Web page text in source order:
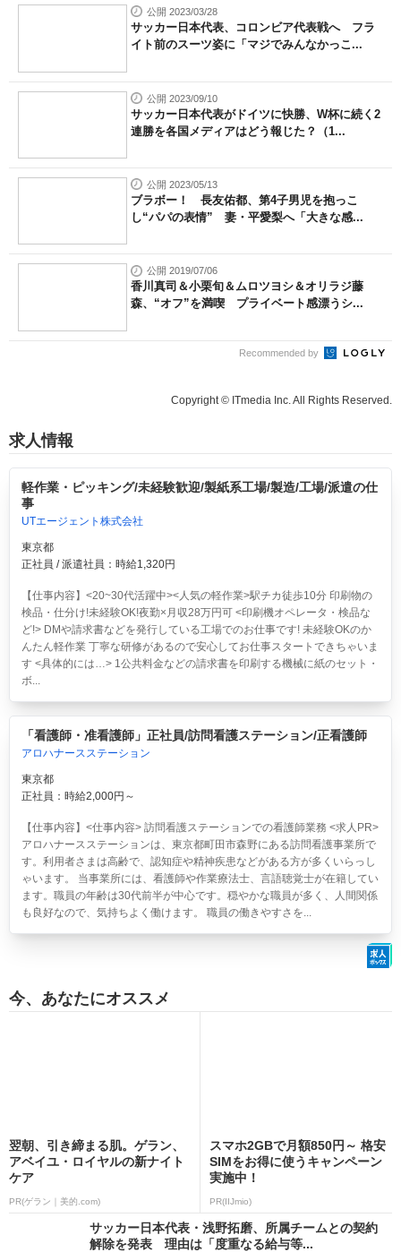
公開 2023/03/28
サッカー日本代表、コロンビア代表戦へ フラ
イト前のスーツ姿に「マジでみんなかっこ...
公開 2023/09/10
サッカー日本代表がドイツに快勝、W杯に続く2
連勝を各国メディアはどう報じた？（1...
公開 2023/05/13
ブラボー！ 長友佑都、第4子男児を抱っこ
し“パパの表情” 妻・平愛梨へ「大きな感...
公開 2019/07/06
香川真司＆小栗旬＆ムロツヨシ＆オリラジ藤
森、“オフ”を満喫 プライベート感漂うシ...
Recommended by
Copyright © ITmedia Inc. All Rights Reserved.
求人情報
軽作業・ピッキング/未経験歓迎/製紙系工場/製造/工場/派遣の仕
事
UTエージェント株式会社
東京都
正社員 / 派遣社員：時給1,320円
【仕事内容】<20~30代活躍中><人気の軽作業>駅チカ徒歩10分 印刷物の
検品・仕分け!未経験OK!夜勤×月収28万円可 <印刷機オペレータ・検品な
ど!> DMや請求書などを発行している工場でのお仕事です! 未経験OKのか
んたん軽作業 丁寧な研修があるので安心してお仕事スタートできちゃいま
す <具体的には…> 1公共料金などの請求書を印刷する機械に紙のセット・
ボ...
「看護師・准看護師」正社員/訪問看護ステーション/正看護師
アロハナースステーション
東京都
正社員：時給2,000円～
【仕事内容】<仕事内容> 訪問看護ステーションでの看護師業務 <求人PR>
アロハナースステーションは、東京都町田市森野にある訪問看護事業所で
す。利用者さまは高齢で、認知症や精神疾患などがある方が多くいらっし
ゃいます。 当事業所には、看護師や作業療法士、言語聴覚士が在籍してい
ます。職員の年齢は30代前半が中心です。穏やかな職員が多く、人間関係
も良好なので、気持ちよく働けます。 職員の働きやすさを...
今、あなたにオススメ
翌朝、引き締まる肌。ゲラン、
アベイユ・ロイヤルの新ナイト
ケア
PR(ゲラン｜美的.com)
スマホ2GBで月額850円～ 格安
SIMをお得に使うキャンペーン
実施中！
PR(IIJmio)
サッカー日本代表・浅野拓磨、所属チームとの契約
解除を発表 理由は「度重なる給与等...